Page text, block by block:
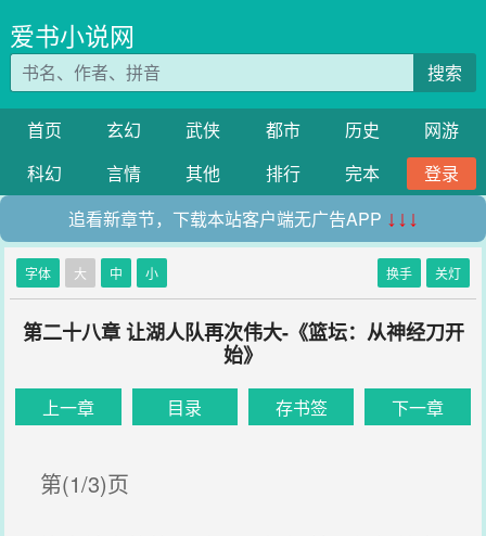
爱书小说网
搜索
首页 玄幻 武侠 都市 历史
网游
科幻
言情 其他 排行 完本
登录
追看新章节，下载本站客户端无广告APP ↓↓↓
字体 大 中 小 换手 关灯
第二十八章 让湖人队再次伟大-《篮坛：从神经刀开
始》
上一章 目录 存书签 下一章
第(1/3)页